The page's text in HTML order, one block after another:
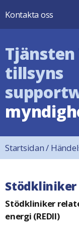
Kontakta oss
tillsyns
Startsidan/
Stödkliniker
Stödkliniker
energi (REDII)